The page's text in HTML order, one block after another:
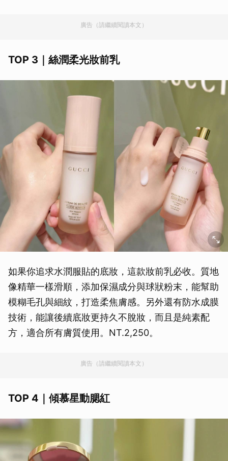
廣告（請繼續閱讀本文）
TOP 3｜絲潤柔光妝前乳
如果你追求水潤服貼的底妝，這款妝前乳必收。質地
像精華一樣滑順，添加保濕成分與球狀粉末，能幫助
模糊毛孔與細紋，打造柔焦膚感。另外還有防水成膜
技術，能讓後續底妝更持久不脫妝，而且是純素配
方，適合所有膚質使用。NT.2,250。
廣告（請繼續閱讀本文）
TOP 4｜傾慕星動腮紅